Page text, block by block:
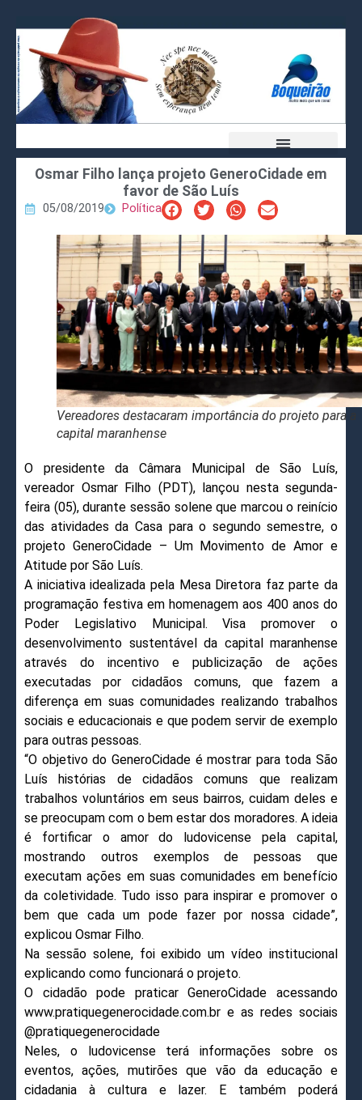
Osmar Filho lança projeto GeneroCidade em
favor de São Luís
05/08/2019 Política
Vereadores destacaram importância do projeto para a
capital maranhense
O presidente da Câmara Municipal de São Luís,
vereador Osmar Filho (PDT), lançou nesta segunda-
feira (05), durante sessão solene que marcou o reinício
das atividades da Casa para o segundo semestre, o
projeto GeneroCidade – Um Movimento de Amor e
Atitude por São Luís.
A iniciativa idealizada pela Mesa Diretora faz parte da
programação festiva em homenagem aos 400 anos do
Poder Legislativo Municipal. Visa promover o
desenvolvimento sustentável da capital maranhense
através do incentivo e publicização de ações
executadas por cidadãos comuns, que fazem a
diferença em suas comunidades realizando trabalhos
sociais e educacionais e que podem servir de exemplo
para outras pessoas.
“O objetivo do GeneroCidade é mostrar para toda São
Luís histórias de cidadãos comuns que realizam
trabalhos voluntários em seus bairros, cuidam deles e
se preocupam com o bem estar dos moradores. A ideia
é fortificar o amor do ludovicense pela capital,
mostrando outros exemplos de pessoas que
executam ações em suas comunidades em benefício
da coletividade. Tudo isso para inspirar e promover o
bem que cada um pode fazer por nossa cidade”,
explicou Osmar Filho.
Na sessão solene, foi exibido um vídeo institucional
explicando como funcionará o projeto.
O cidadão pode praticar GeneroCidade acessando
www.pratiquegenerocidade.com.br e as redes sociais
@pratiquegenerocidade
Neles, o ludovicense terá informações sobre os
eventos, ações, mutirões que vão da educação e
cidadania à cultura e lazer. E também poderá